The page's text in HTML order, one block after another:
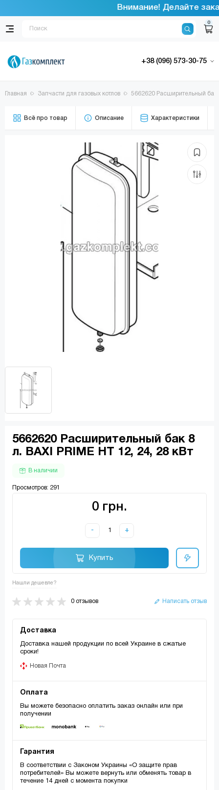
Внимание! Делайте
0
+38 (096) 573-30-75
Главная Запчасти для газовых котлов 5662620 Расширительный бак
Всё про товар Описание Характеристики
5662620 Расширительный бак 8
л. BAXI PRIME HT 12, 24, 28 кВт
В наличии
Просмотров: 291
0 грн.
- +
Купить
Нашли дешевле?
0 отзывов Написать отзыв
Доставка
Доставка нашей продукции по всей Украине в сжатые
сроки!
Новая Почта
Оплата
Вы можете безопасно оплатить заказ онлайн или при
получении
Гарантия
В соответствии с Законом Украины «О защите прав
потребителей» Вы можете вернуть или обменять товар в
течение 14 дней с момента покупки